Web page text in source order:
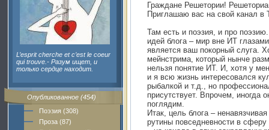
L’esprit cherche et c’est le coeur
qui trouve.- Разум ищет, и
только сердце находит.
Опубликованное (454)
Поэзия (308)
Проза (87)
Граждане Решетории!
Приглашаю вас на свой канал в
Там есть и поэзия, и про
идей блога – мир вне ИТ
является ваш покорный слуга.
мейнстрима, который нынче
нельзя понятие ИТ. И, хотя у
и я всю жизнь интересовался
рыбалкой и т.д., но
присутствует. Впрочем, иногда
поглядим.
Итак, цель блога –
рутины повседневности в